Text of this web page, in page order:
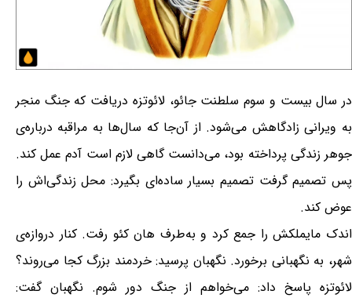
در سال بیست و سوم سلطنت جائو، لائوتزه دریافت که جنگ منجر
به ویرانی زادگاهش می‌شود. از آن‌جا که سال‌ها به مراقبه درباره‌ی
جوهر زندگی پرداخته بود، می‌دانست گاهی لازم است آدم عمل کند.
پس تصمیم گرفت تصمیم بسیار ساده‌ای بگیرد: محل زندگی‌اش را
عوض کند.
اندک مایملکش را جمع کرد و به‌طرف هان کئو رفت. کنار دروازه‌ی
شهر، به نگهبانی برخورد. نگهبان پرسید: خردمند بزرگ کجا می‌روند؟
لائوتزه پاسخ داد: می‌خواهم از جنگ دور شوم. نگهبان گفت: